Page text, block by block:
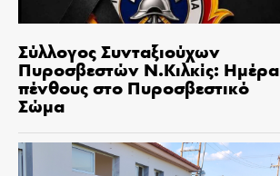
Σύλλογος Συνταξιούχων
Πυροσβεστών Ν.Κιλκίς: Ημέρα
πένθους στο Πυροσβεστικό
Σώμα